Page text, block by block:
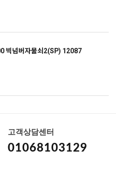
빅넘버자물쇠2(SP) 12087
고객상담센터
01068103129